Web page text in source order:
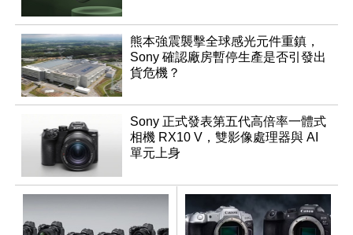
熊本強震襲擊全球感光元件重鎮，
Sony 確認廠房暫停生產是否引發出
貨危機？
Sony 正式發表第五代高倍率一體式
相機 RX10 V，雙影像處理器與 AI
單元上身